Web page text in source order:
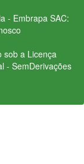
- Embrapa SAC:
sob a Licença
- SemDerivações